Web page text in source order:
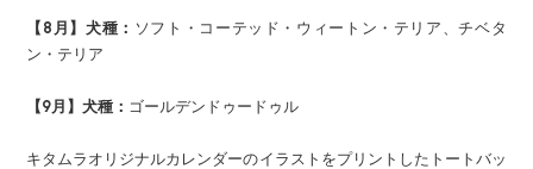
【8月】犬種： ソフト・コーテッド・ウィートン・テリア、チベタ
ン・テリア
【9月】犬種： ゴールデンドゥードゥル
キタムラオリジナルカレンダーのイラストをプリントしたトートバッ